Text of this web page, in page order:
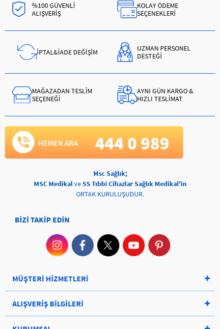
%100 GÜVENLİ
ALIŞVERİŞ
KOLAY ÖDEME
SEÇENEKLERİ
İPTAL&İADE DEĞİŞİM
UZMAN PERSONEL
DESTEĞİ
MAĞAZADAN TESLİM
SEÇENEĞİ
AYNI GÜN KARGO &
HIZLI TESLİMAT
Msc Sağlık;
MSC MedikalveSS Tıbbi Cihazlar Sağlık Medikal'in
ORTAK KURULUŞUDUR.
BİZİ TAKİP EDİN
MÜŞTERİ HİZMETLERİ
ALIŞVERİŞ BİLGİLERİ